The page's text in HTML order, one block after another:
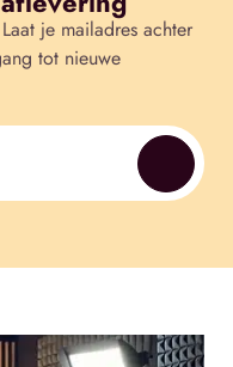
je mailadres achter
tot nieuwe